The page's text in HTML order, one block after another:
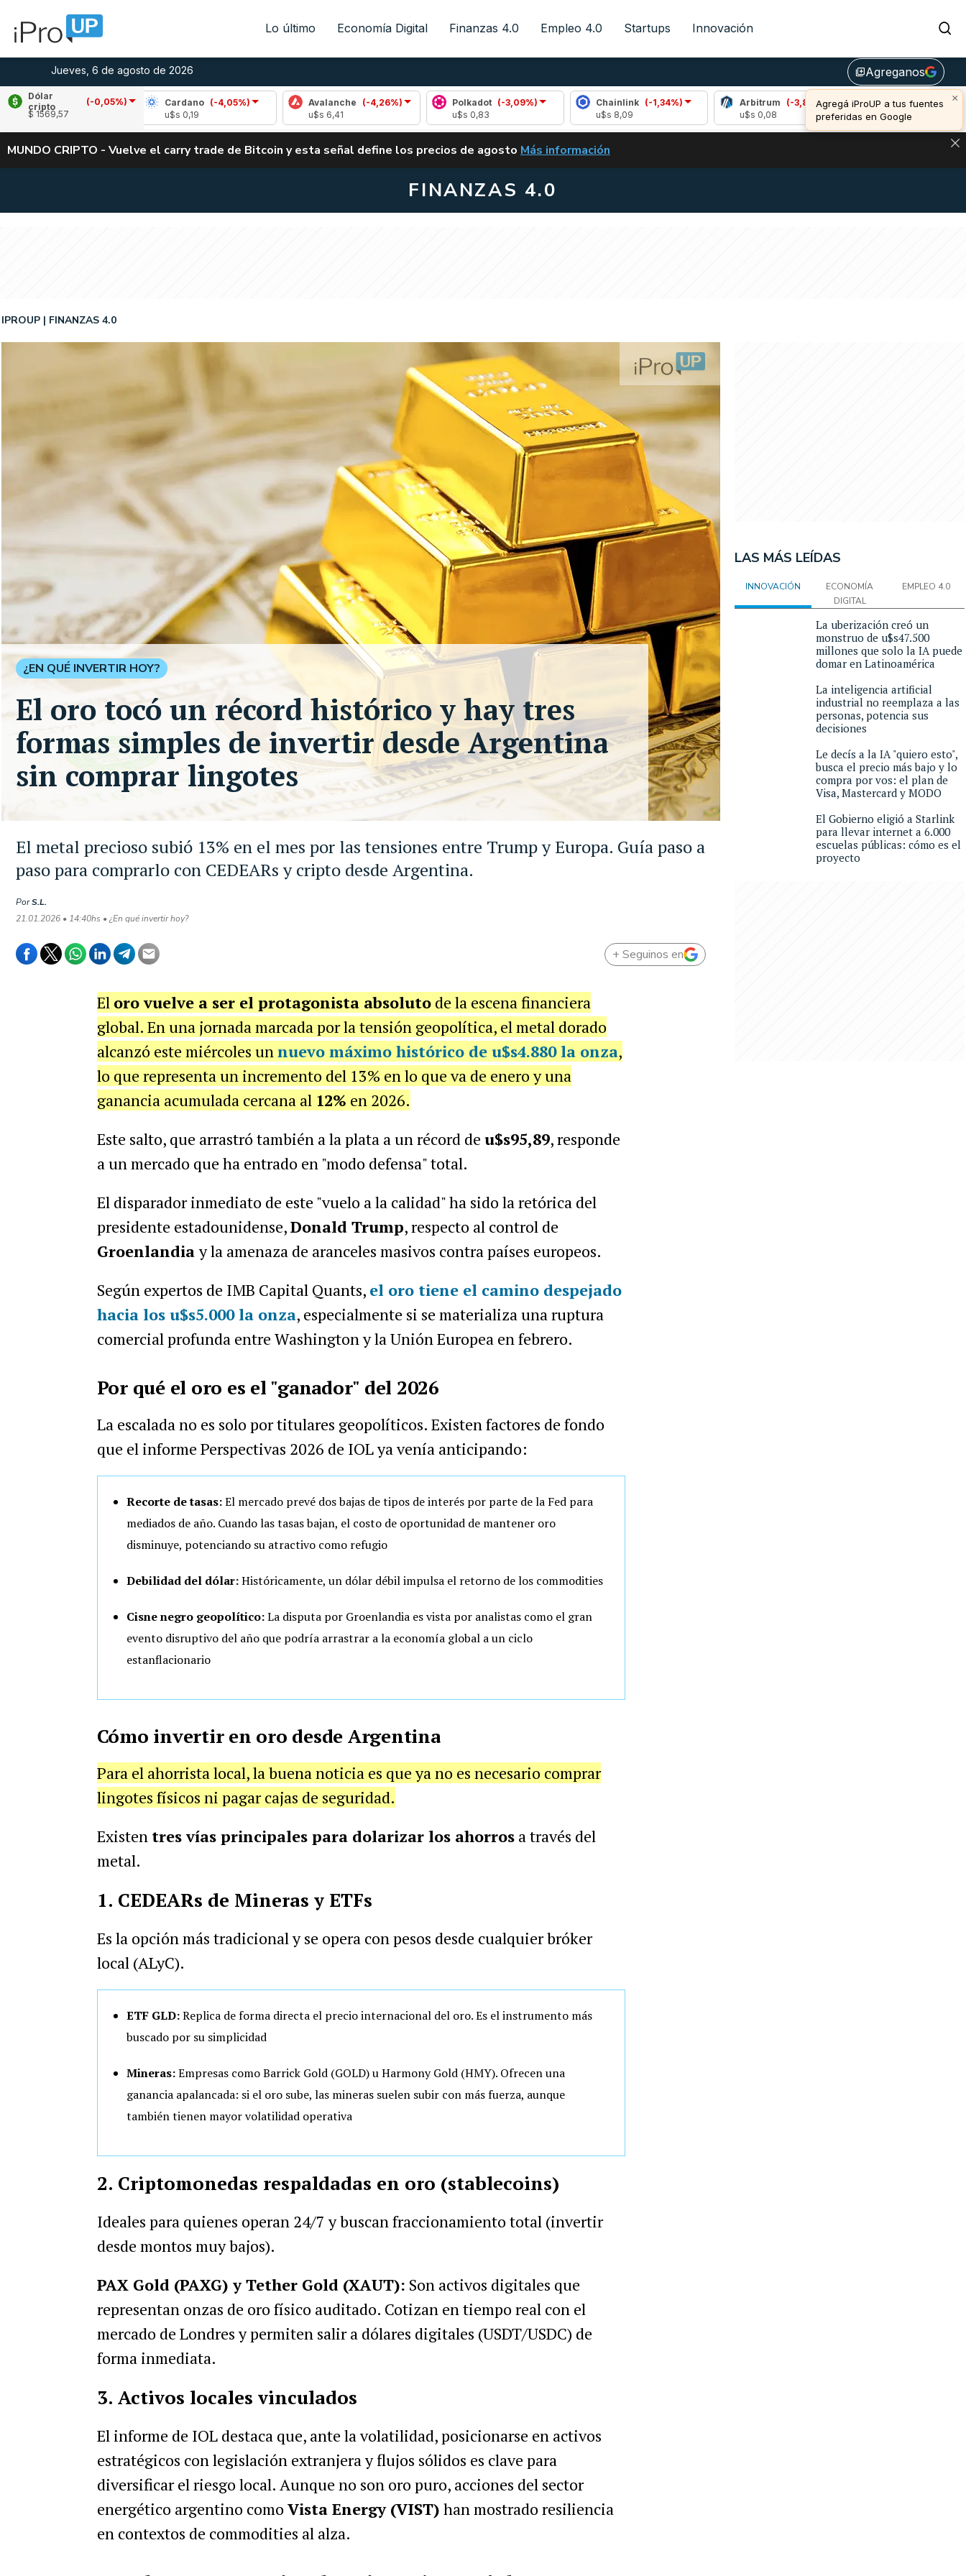
Lo último Economía Digital Finanzas 4.0 Empleo 4.0 Startups Innovación
Jueves, 6 de agosto de 2026 library_addAgreganos
×
Agregá iProUP a tus fuentes
preferidas en Google
Dólar
cripto
(-0,05%)
$ 1569,57
(-1,87%)
Cardano
(-4,05%)
Avalanche (-4,26%)
Polkadot
(-3,09%)
Chainlink
(-1,34%)
Arbitrum
(-3,81%)
Bitcoin (0,75%)
u$s 64.575,00
ALERTA
MUNDO CRIPTO - Vuelve el carry trade de Bitcoin y esta señal define los precios de agosto VUELVE EL CARRY TRADE DE BITCOIN Y ESTA SEÑAL DEFINE LOS PRECIOS DE
Más información
FINANZAS 4.0
El metal precioso subió 13% en el mes por las tensiones entre Trump y Europa. Guía paso a
paso para comprarlo con CEDEARs y cripto desde Argentina.
IPROUP FINANZAS 4.0
PorS.L.
21.01.2026 • 14:40hs • ¿En qué invertir hoy?
¿EN QUÉ INVERTIR HOY?
El oro tocó un récord histórico y hay tres
formas simples de invertir desde Argentina
sin comprar lingotes
+ Seguinos en
El oro vuelve a ser el protagonista absolutode la escena financiera
global. En una jornada marcada por la tensión geopolítica, el metal dorado
alcanzó este miércoles unnuevo máximo histórico de u$s4.880 la onza,
lo que representa un incremento del 13% en lo que va de enero y una
ganancia acumulada cercana al 12% en 2026.
Este salto, que arrastró también a la plata a un récord de u$s95,89, responde
a un mercado que ha entrado en "modo defensa" total.
El disparador inmediato de este "vuelo a la calidad" ha sido la retórica del
presidente estadounidense,Donald Trump, respecto al control de
Groenlandiay la amenaza de aranceles masivos contra países europeos.
Según expertos de IMB Capital Quants, el oro tiene el camino despejado
hacia los u$s5.000 la onza, especialmente si se materializa una ruptura
comercial profunda entre Washington y la Unión Europea en febrero.
Por qué el oro es el "ganador" del 2026
La escalada no es solo por titulares geopolíticos. Existen factores de fondo
que el informe Perspectivas 2026 de IOL ya venía anticipando:
Recorte de tasas:El mercado prevé dos bajas de tipos de interés por parte de la Fed para
mediados de año. Cuando las tasas bajan, el costo de oportunidad de mantener oro
disminuye, potenciando su atractivo como refugio
Debilidad del dólar:Históricamente, un dólar débil impulsa el retorno de los commodities
Cisne negro geopolítico:La disputa por Groenlandia es vista por analistas como el gran
evento disruptivo del año que podría arrastrar a la economía global a un ciclo
estanflacionario
Cómo invertir en oro desde Argentina
Para el ahorrista local, la buena noticia es que ya no es necesario comprar
lingotes físicos ni pagar cajas de seguridad.
Existen tres vías principales para dolarizar los ahorrosa través del
metal.
1. CEDEARs de Mineras y ETFs
Es la opción más tradicional y se opera con pesos desde cualquier bróker
local (ALyC).
ETF GLD:Replica de forma directa el precio internacional del oro. Es el instrumento más
buscado por su simplicidad
Mineras:Empresas como Barrick Gold (GOLD) u Harmony Gold (HMY). Ofrecen una
ganancia apalancada: si el oro sube, las mineras suelen subir con más fuerza, aunque
también tienen mayor volatilidad operativa
2. Criptomonedas respaldadas en oro (stablecoins)
Ideales para quienes operan 24/7 y buscan fraccionamiento total (invertir
desde montos muy bajos).
PAX Gold (PAXG) y Tether Gold (XAUT): Son activos digitales que
representan onzas de oro físico auditado. Cotizan en tiempo real con el
mercado de Londres y permiten salir a dólares digitales (USDT/USDC) de
forma inmediata.
3. Activos locales vinculados
El informe de IOL destaca que, ante la volatilidad, posicionarse en activos
estratégicos con legislación extranjera y flujos sólidos es clave para
diversificar el riesgo local. Aunque no son oro puro, acciones del sector
energético argentino como Vista Energy (VIST) han mostrado resiliencia
en contextos de commodities al alza.
LAS MÁS LEÍDAS
INNOVACIÓN
ECONOMÍA
DIGITAL
EMPLEO 4.0
La uberización creó un
monstruo de u$s47.500
millones que solo la IA puede
domar en Latinoamérica
La inteligencia artificial
industrial no reemplaza a las
personas, potencia sus
decisiones
Le decís a la IA "quiero esto",
busca el precio más bajo y lo
compra por vos: el plan de
Visa, Mastercard y MODO
El Gobierno eligió a Starlink
para llevar internet a 6.000
escuelas públicas: cómo es el
proyecto